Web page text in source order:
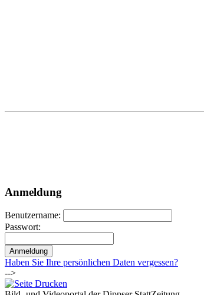
Anmeldung
Benutzername:
Passwort:
Haben Sie Ihre persönlichen Daten vergessen?
-->